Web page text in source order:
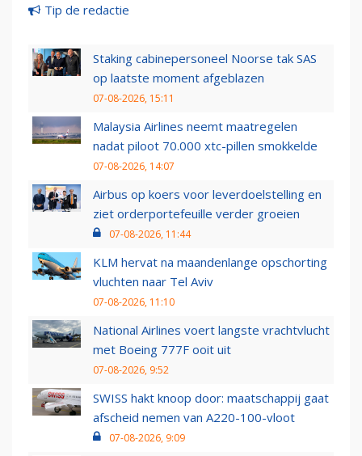
Tip de redactie
Staking cabinepersoneel Noorse tak SAS
op laatste moment afgeblazen
07-08-2026, 15:11
Malaysia Airlines neemt maatregelen
nadat piloot 70.000 xtc-pillen smokkelde
07-08-2026, 14:07
Airbus op koers voor leverdoelstelling en
ziet orderportefeuille verder groeien
07-08-2026, 11:44
KLM hervat na maandenlange opschorting
vluchten naar Tel Aviv
07-08-2026, 11:10
National Airlines voert langste vrachtvlucht
met Boeing 777F ooit uit
07-08-2026, 9:52
SWISS hakt knoop door: maatschappij gaat
afscheid nemen van A220-100-vloot
07-08-2026, 9:09